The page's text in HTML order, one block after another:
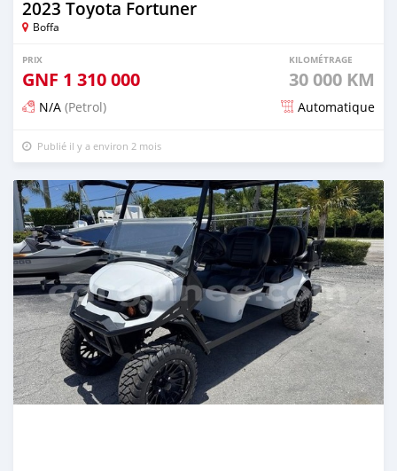
2023 Toyota Fortuner
Boffa
PRIX
GNF 1 310 000
KILOMÉTRAGE
30 000 KM
N/A (Petrol) Automatique
Publié il y a environ 2 mois